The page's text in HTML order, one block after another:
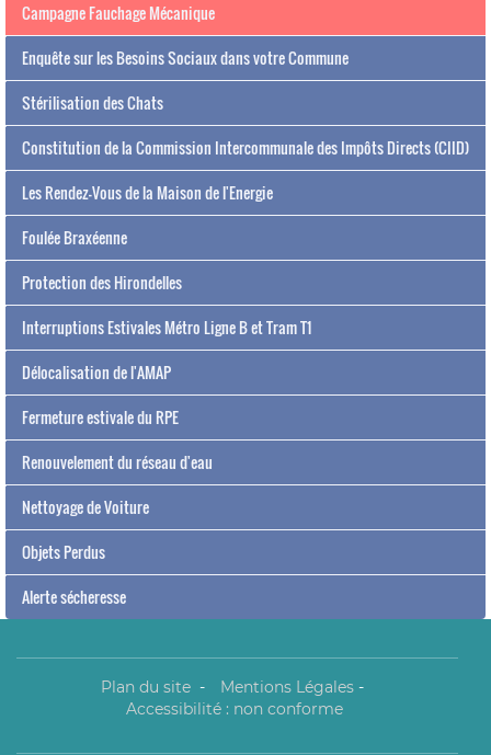
Campagne Fauchage Mécanique
Enquête sur les Besoins Sociaux dans votre Commune
Stérilisation des Chats
Constitution de la Commission Intercommunale des Impôts Directs (CIID)
Les Rendez-Vous de la Maison de l'Energie
Foulée Braxéenne
Protection des Hirondelles
Interruptions Estivales Métro Ligne B et Tram T1
Délocalisation de l'AMAP
Fermeture estivale du RPE
Renouvelement du réseau d'eau
Nettoyage de Voiture
Objets Perdus
Alerte sécheresse
Plan du site - Mentions Légales -
Accessibilité : non conforme